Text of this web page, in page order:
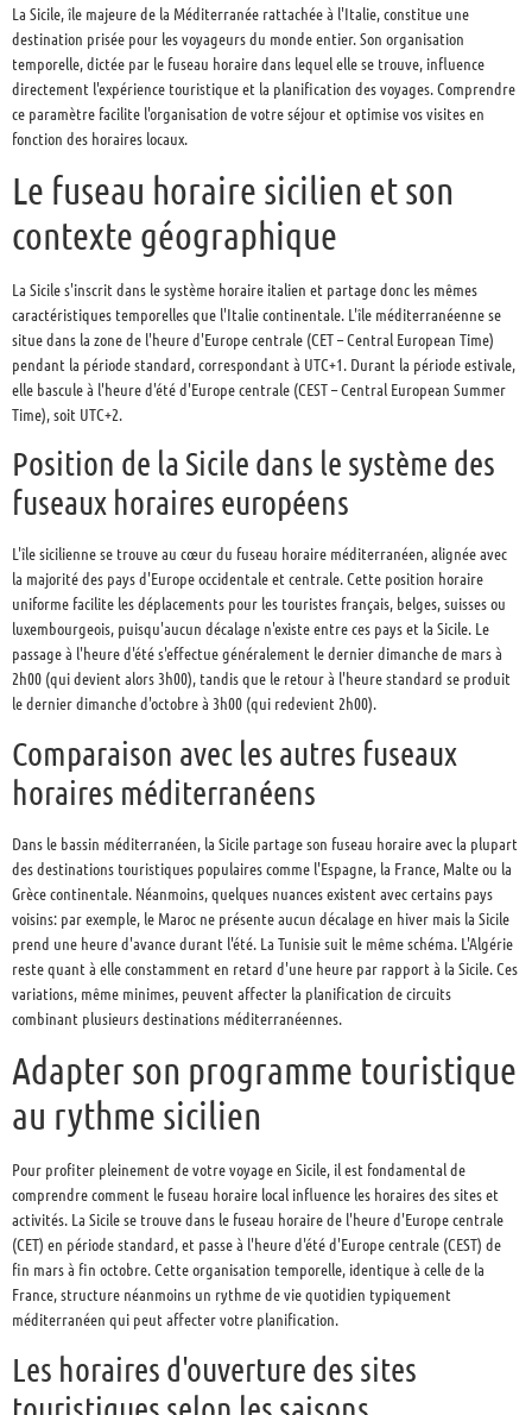
La Sicile, île majeure de la Méditerranée rattachée à l'Italie, constitue une
destination prisée pour les voyageurs du monde entier. Son organisation
temporelle, dictée par le fuseau horaire dans lequel elle se trouve, influence
directement l'expérience touristique et la planification des voyages. Comprendre
ce paramètre facilite l'organisation de votre séjour et optimise vos visites en
fonction des horaires locaux.
Le fuseau horaire sicilien et son
contexte géographique
La Sicile s'inscrit dans le système horaire italien et partage donc les mêmes
caractéristiques temporelles que l'Italie continentale. L'île méditerranéenne se
situe dans la zone de l'heure d'Europe centrale (CET – Central European Time)
pendant la période standard, correspondant à UTC+1. Durant la période estivale,
elle bascule à l'heure d'été d'Europe centrale (CEST – Central European Summer
Time), soit UTC+2.
Position de la Sicile dans le système des
fuseaux horaires européens
L'île sicilienne se trouve au cœur du fuseau horaire méditerranéen, alignée avec
la majorité des pays d'Europe occidentale et centrale. Cette position horaire
uniforme facilite les déplacements pour les touristes français, belges, suisses ou
luxembourgeois, puisqu'aucun décalage n'existe entre ces pays et la Sicile. Le
passage à l'heure d'été s'effectue généralement le dernier dimanche de mars à
2h00 (qui devient alors 3h00), tandis que le retour à l'heure standard se produit
le dernier dimanche d'octobre à 3h00 (qui redevient 2h00).
Comparaison avec les autres fuseaux
horaires méditerranéens
Dans le bassin méditerranéen, la Sicile partage son fuseau horaire avec la plupart
des destinations touristiques populaires comme l'Espagne, la France, Malte ou la
Grèce continentale. Néanmoins, quelques nuances existent avec certains pays
voisins: par exemple, le Maroc ne présente aucun décalage en hiver mais la Sicile
prend une heure d'avance durant l'été. La Tunisie suit le même schéma. L'Algérie
reste quant à elle constamment en retard d'une heure par rapport à la Sicile. Ces
variations, même minimes, peuvent affecter la planification de circuits
combinant plusieurs destinations méditerranéennes.
Adapter son programme touristique
au rythme sicilien
Pour profiter pleinement de votre voyage en Sicile, il est fondamental de
comprendre comment le fuseau horaire local influence les horaires des sites et
activités. La Sicile se trouve dans le fuseau horaire de l'heure d'Europe centrale
(CET) en période standard, et passe à l'heure d'été d'Europe centrale (CEST) de
fin mars à fin octobre. Cette organisation temporelle, identique à celle de la
France, structure néanmoins un rythme de vie quotidien typiquement
méditerranéen qui peut affecter votre planification.
Les horaires d'ouverture des sites
touristiques selon les saisons